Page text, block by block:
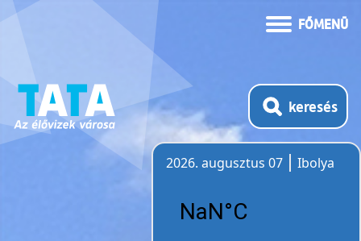
FŐMENÜ
keresés
2026. augusztus 07
Ibolya